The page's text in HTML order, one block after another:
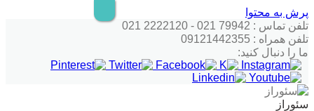
پرش به محتوا
تلفن تماس : 79942 021 - 2222120 021
تلفن همراه : 09121442355
ما را دنبال کنید:
سئوراز